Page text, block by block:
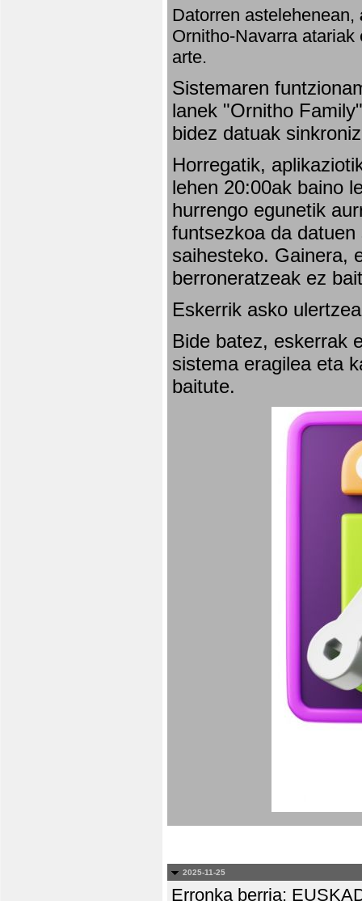
Datorren astelehenean,
Ornitho-Navarra
arte.
Sistemaren
lanek "Ornitho
bidez datuak
Horregatik,
lehen 20:00ak baino
hurrengo egunetik
funtsezkoa da
saihesteko. Gainera,
berroneratzeak ez
Eskerrik asko
Bide batez, eskerrak
sistema eragilea eta
baitute.
2025-11-25
Erronka berria: